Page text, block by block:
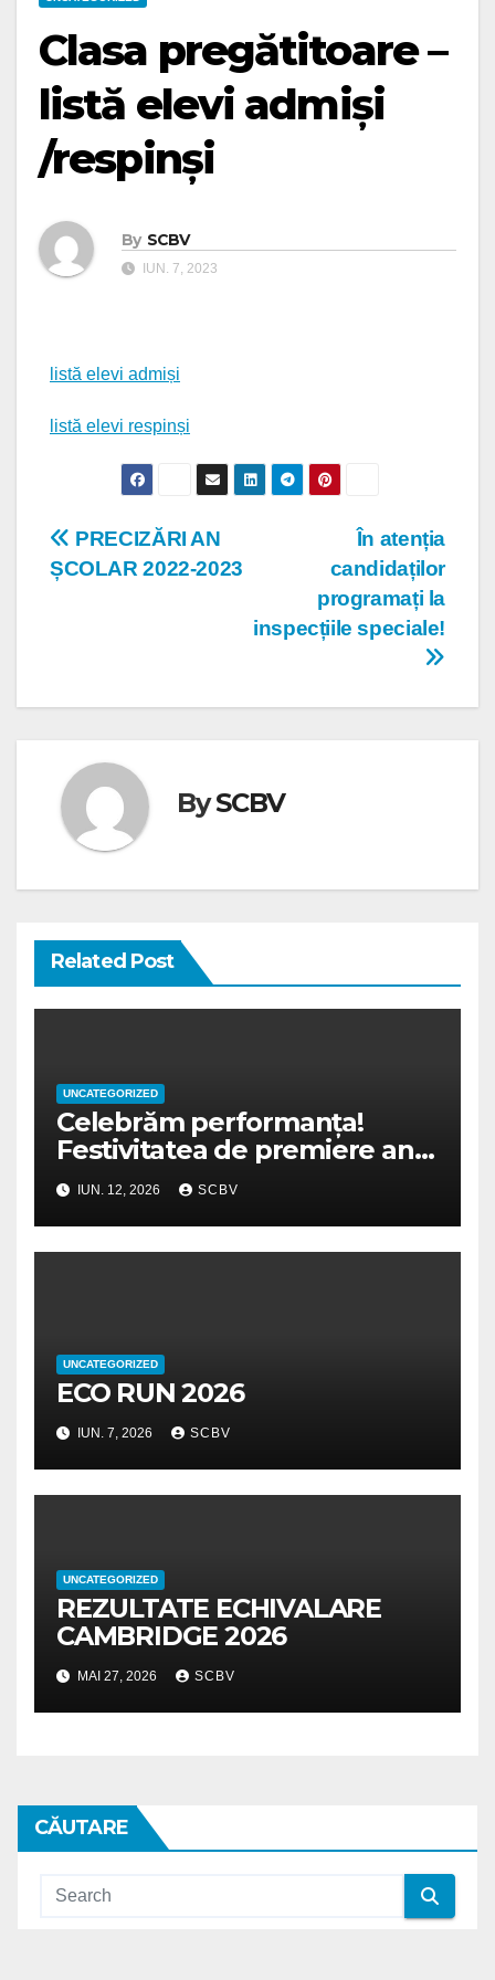
Clasa pregătitoare –
listă elevi admiși
/respinși
By SCBV
IUN. 7, 2023
listă elevi admiși
listă elevi respinși
Navigare
în
În atenția
candidaților
programați la
inspecțiile speciale!
PRECIZĂRI AN
ȘCOLAR 2022-2023
BySCBV
Related Post
UNCATEGORIZED
Celebrăm performanța!
Festivitatea de premiere an
școlar 2025-2026
IUN. 12, 2026 SCBV
UNCATEGORIZED
ECO RUN 2026
IUN. 7, 2026 SCBV
UNCATEGORIZED
REZULTATE ECHIVALARE
CAMBRIDGE 2026
MAI 27, 2026 SCBV
CĂUTARE